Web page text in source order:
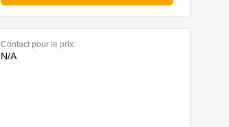
Contact pour le prix:
N/A